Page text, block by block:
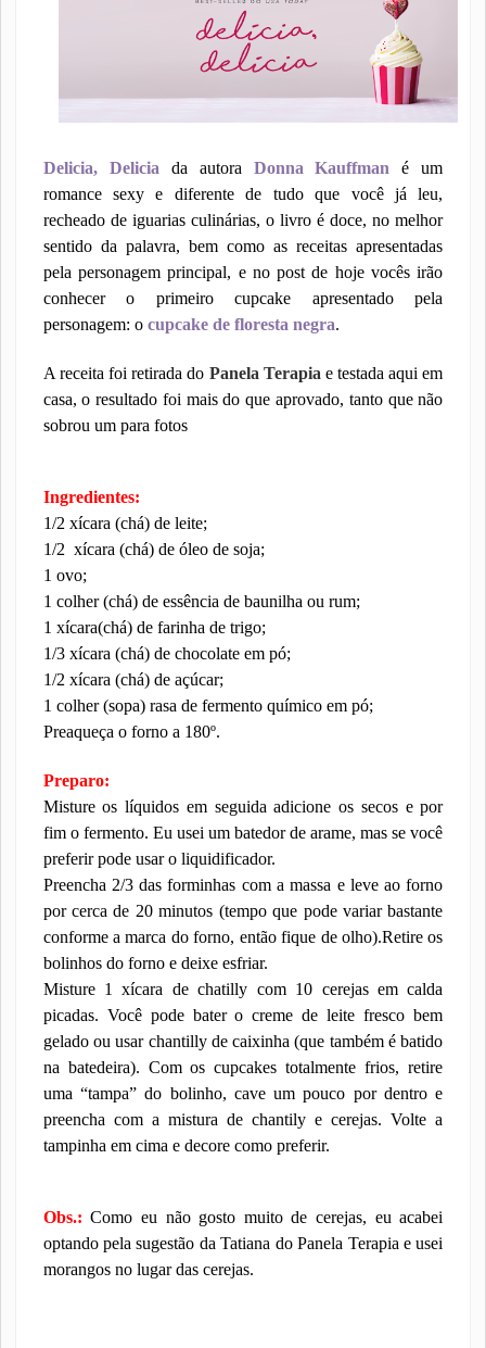
Delicia, Delicia da autora Donna Kauffman é um
romance sexy e diferente de tudo que você já leu,
recheado de iguarias culinárias, o livro é doce, no melhor
sentido da palavra, bem como as receitas apresentadas
pela personagem principal, e no post de hoje vocês irão
conhecer o primeiro cupcake apresentado pela
personagem: o cupcake de floresta negra.
A receita foi retirada do Panela Terapia e testada aqui em
casa, o resultado foi mais do que aprovado, tanto que não
sobrou um para fotos
Ingredientes:
1/2 xícara (chá) de leite;
1/2 xícara (chá) de óleo de soja;
1 ovo;
1 colher (chá) de essência de baunilha ou rum;
1 xícara(chá) de farinha de trigo;
1/3 xícara (chá) de chocolate em pó;
1/2 xícara (chá) de açúcar;
1 colher (sopa) rasa de fermento químico em pó;
Preaqueça o forno a 180º.
Preparo:
Misture os líquidos em seguida adicione os secos e por
fim o fermento. Eu usei um batedor de arame, mas se você
preferir pode usar o liquidificador.
Preencha 2/3 das forminhas com a massa e leve ao forno
por cerca de 20 minutos (tempo que pode variar bastante
conforme a marca do forno, então fique de olho).Retire os
bolinhos do forno e deixe esfriar.
Misture 1 xícara de chatilly com 10 cerejas em calda
picadas. Você pode bater o creme de leite fresco bem
gelado ou usar chantilly de caixinha (que também é batido
na batedeira). Com os cupcakes totalmente frios, retire
uma “tampa” do bolinho, cave um pouco por dentro e
preencha com a mistura de chantily e cerejas. Volte a
tampinha em cima e decore como preferir.
Obs.: Como eu não gosto muito de cerejas, eu acabei
optando pela sugestão da Tatiana do Panela Terapia e usei
morangos no lugar das cerejas.